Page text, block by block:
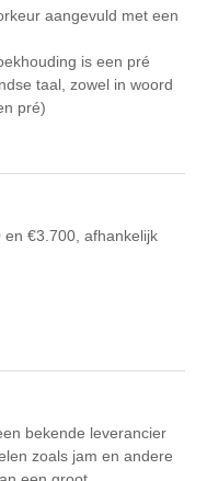
aangevuld met een
is een pré
taal, zowel in woord
pré)
€3.700, afhankelijk
bekende leverancier
zoals jam en andere